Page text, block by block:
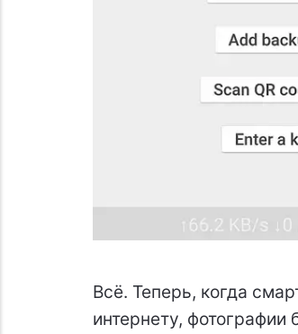
Всё. Теперь, когда
интернету,